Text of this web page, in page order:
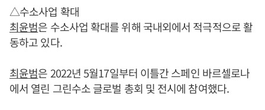
△수소사업 확대
최윤범은 수소사업 확대를 위해 국내외에서 적극적으로 활
동하고 있다.
최윤범은 2022년 5월17일부터 이틀간 스페인 바르셀로나
에서 열린 그린수소 글로벌 총회 및 전시에 참여했다.